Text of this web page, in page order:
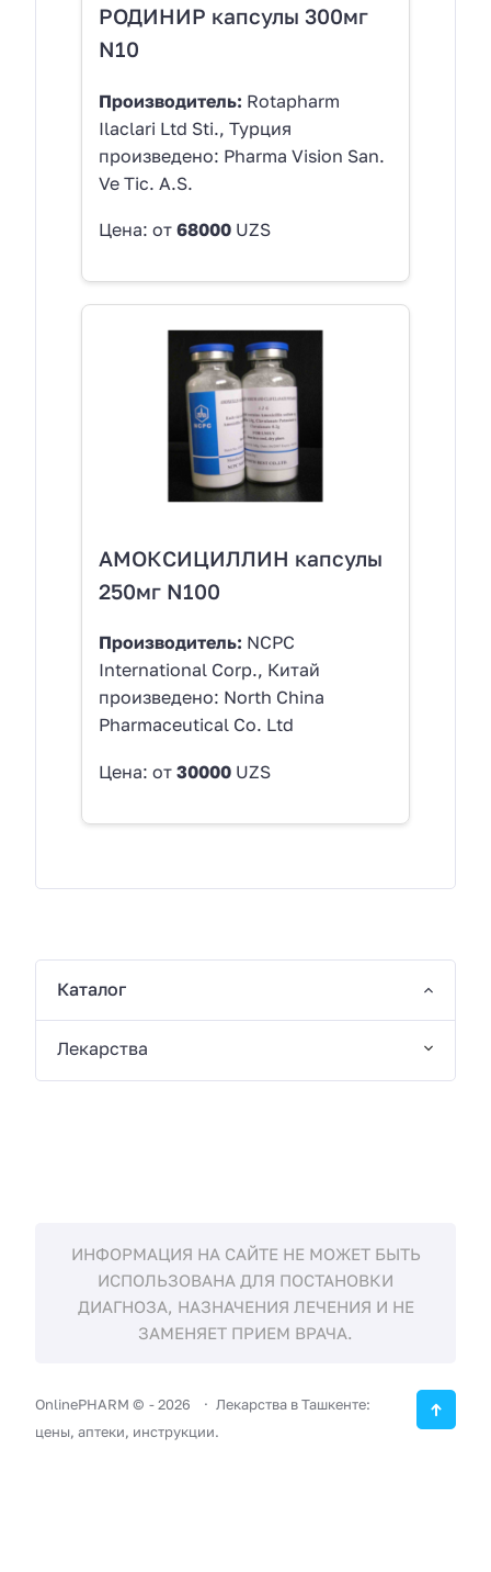
РОДИНИР капсулы 300мг
N10
Производитель: Rotapharm
Ilaclari Ltd Sti., Турция
произведено: Pharma Vision San.
Ve Tic. A.S.
Цена: от 68000 UZS
АМОКСИЦИЛЛИН капсулы
250мг N100
Производитель: NCPC
International Corp., Китай
произведено: North China
Pharmaceutical Co. Ltd
Цена: от 30000 UZS
Каталог
Лекарства
ИНФОРМАЦИЯ НА САЙТЕ НЕ МОЖЕТ БЫТЬ
ИСПОЛЬЗОВАНА ДЛЯ ПОСТАНОВКИ
ДИАГНОЗА, НАЗНАЧЕНИЯ ЛЕЧЕНИЯ И НЕ
ЗАМЕНЯЕТ ПРИЕМ ВРАЧА.
OnlinePHARM © -2026
Лекарства в Ташкенте:
цены, аптеки, инструкции.